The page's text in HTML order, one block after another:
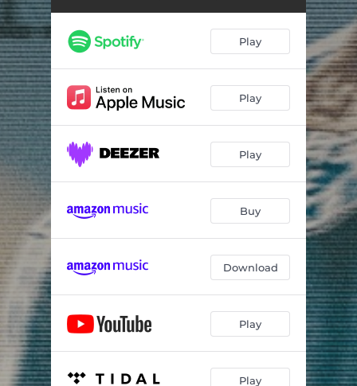
Play
Play
Play
Buy
Download
Play
Play